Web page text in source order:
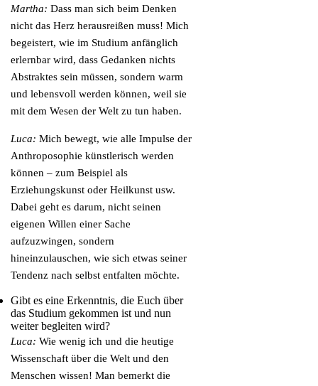
Martha: Dass man sich beim Denken
nicht das Herz herausreißen muss! Mich
begeistert, wie im Studium anfänglich
erlernbar wird, dass Gedanken nichts
Abstraktes sein müssen, sondern warm
und lebensvoll werden können, weil sie
mit dem Wesen der Welt zu tun haben.
Luca: Mich bewegt, wie alle Impulse der
Anthroposophie künstlerisch werden
können – zum Beispiel als
Erziehungskunst oder Heilkunst usw.
Dabei geht es darum, nicht seinen
eigenen Willen einer Sache
aufzuzwingen, sondern
hineinzulauschen, wie sich etwas seiner
Tendenz nach selbst entfalten möchte.
Gibt es eine Erkenntnis, die Euch über
das Studium gekommen ist und nun
weiter begleiten wird?
Luca: Wie wenig ich und die heutige
Wissenschaft über die Welt und den
Menschen wissen! Man bemerkt die